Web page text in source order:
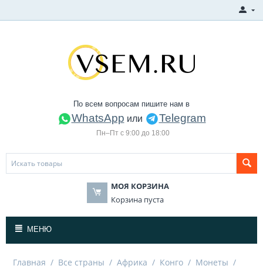
По всем вопросам пишите нам в
WhatsApp или Telegram
Пн–Пт с 9:00 до 18:00
МОЯ КОРЗИНА
Корзина пуста
МЕНЮ
Главная / Все страны / Африка / Конго / Монеты /